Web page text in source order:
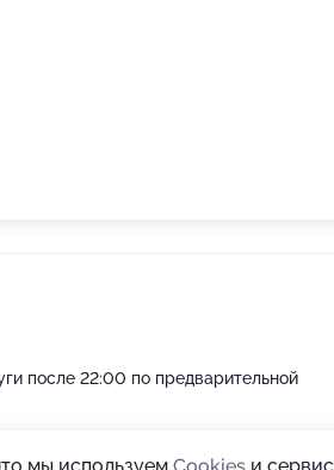
после 22:00 по предварительной